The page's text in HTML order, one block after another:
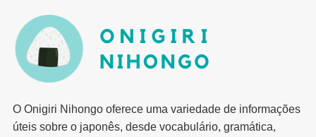
O Onigiri Nihongo oferece uma variedade de informações
úteis sobre o japonês, desde vocabulário, gramática,